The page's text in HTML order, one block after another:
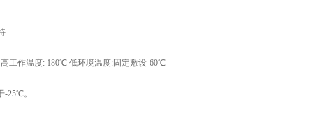
工作温度: 180℃ 低环境温度:固定敷设-60℃
-25℃。